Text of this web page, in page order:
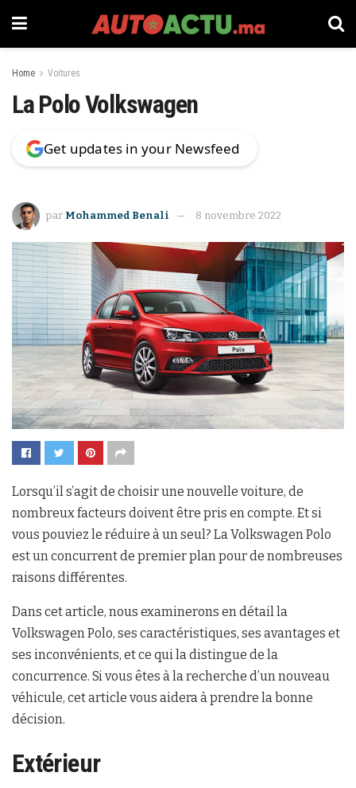
Home Voitures
La Polo Volkswagen
Get updates in your Newsfeed
par Mohammed Benali 8 novembre 2022
Lorsqu’il s’agit de choisir une nouvelle voiture, de
nombreux facteurs doivent être pris en compte. Et si
vous pouviez le réduire à un seul? La Volkswagen Polo
est un concurrent de premier plan pour de nombreuses
raisons différentes.
Dans cet article, nous examinerons en détail la
Volkswagen Polo, ses caractéristiques, ses avantages et
ses inconvénients, et ce qui la distingue de la
concurrence. Si vous êtes à la recherche d’un nouveau
véhicule, cet article vous aidera à prendre la bonne
décision.
Extérieur